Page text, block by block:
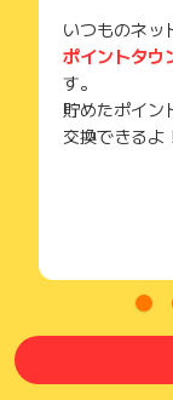
ー ミッドナイ
ＰｌａｙＳｔａ
ＰｌａｙＳｔａ
ターハンターワ
ＰｌａｙＳｔａ
ー ３０周年ア
ＰｌａｙＳｔａ
周年アニバーサ
ＤｕａｌＳｅｎ
３０周年アニバ
いつものネッ
ポイントタウ
す。
貯めたポイン
交換できるよ！